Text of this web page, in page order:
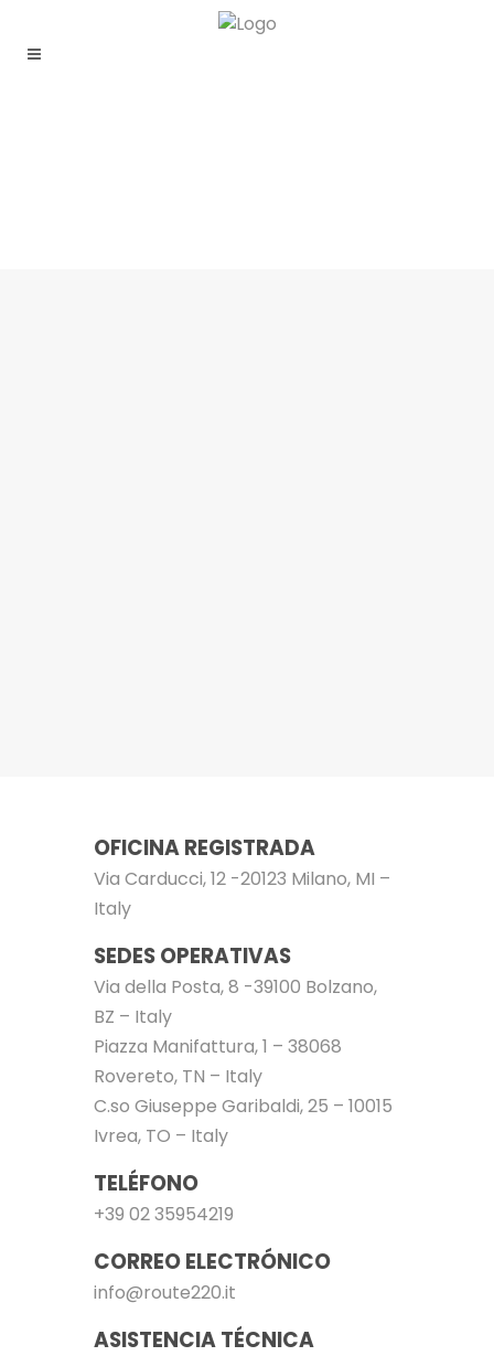
OFICINA REGISTRADA
Via Carducci, 12 -20123 Milano, MI –
Italy
SEDES OPERATIVAS
Via della Posta, 8 -39100 Bolzano,
BZ – Italy
Piazza Manifattura, 1 – 38068
Rovereto, TN – Italy
C.so Giuseppe Garibaldi, 25 – 10015
Ivrea, TO – Italy
TELÉFONO
+39 02 35954219
CORREO ELECTRÓNICO
info@route220.it
ASISTENCIA TÉCNICA